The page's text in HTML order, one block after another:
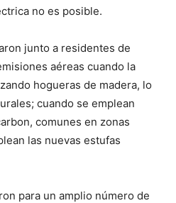
no es posible.
junto a residentes de
aéreas cuando la
hogueras de madera, lo
cuando se emplean
comunes en zonas
las nuevas estufas
para un amplio número de